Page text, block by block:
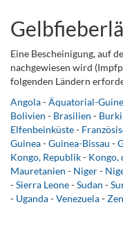
Eine Bescheinigung, auf
nachgewiesen wird
folgenden Ländern
Angola-Äquatorial-
Bolivien - Brasilien -
Elfenbeinküste-
Guinea-Guinea-Bissau -
Kongo, Republik- Kongo,
Mauretanien - Niger-
-Sierra Leone-Sudan -
- Uganda-Venezuela-